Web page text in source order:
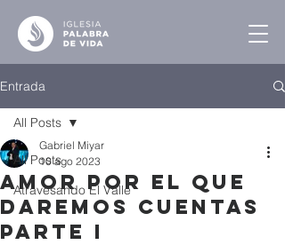
Entrada
All Posts
Atravesando El Valle
All Posts
Amor por el que
Daremos Cuentas
Parte I
Gabriel Miyar
10 ago 2023